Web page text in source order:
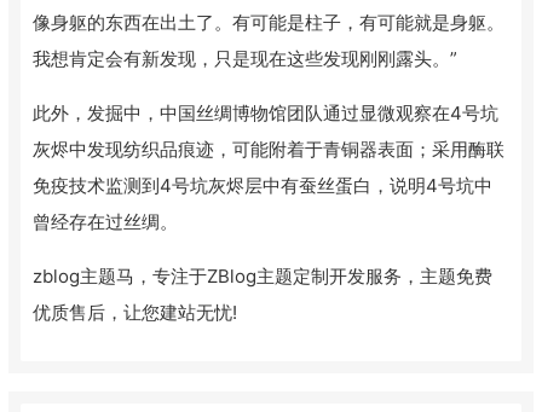
像身躯的东西在出土了。有可能是柱子，有可能就是身躯。
我想肯定会有新发现，只是现在这些发现刚刚露头。”
此外，发掘中，中国丝绸博物馆团队通过显微观察在4号坑
灰烬中发现纺织品痕迹，可能附着于青铜器表面；采用酶联
免疫技术监测到4号坑灰烬层中有蚕丝蛋白，说明4号坑中
曾经存在过丝绸。
zblog主题马，专注于ZBlog主题定制开发服务，主题免费
优质售后，让您建站无忧!